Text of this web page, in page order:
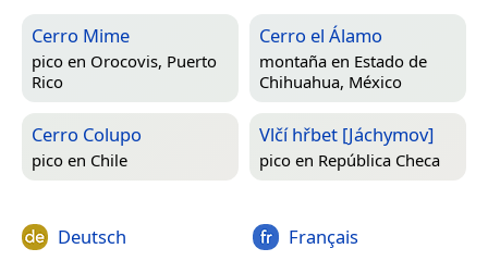
Cerro Mime
pico en Orocovis, Puerto
Rico
Cerro el Álamo
montaña en Estado de
Chihuahua, México
Cerro Colupo
pico en Chile
Vlčí hřbet [Jáchymov]
pico en República Checa
Deutsch Français